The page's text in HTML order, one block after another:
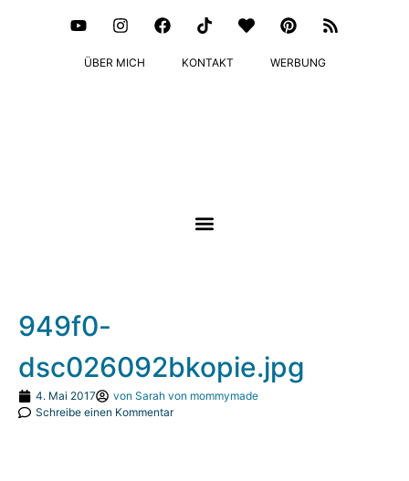
ÜBER MICH KONTAKT WERBUNG
949f0-
dsc026092bkopie.jpg
4. Mai 2017 von Sarah von mommymade
Schreibe einen Kommentar